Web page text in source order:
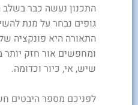
התכנון נעשה כבר בשלב
גופים נבחר על מנת
התאורה היא פונקציה
ומחפשים אור חזק
שיש, אי, כיור וכדומה.
לפניכם מספר היבטים